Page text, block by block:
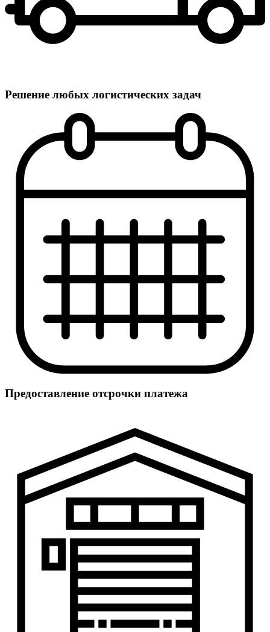
Решение любых логистических задач
Предоставление отсрочки платежа